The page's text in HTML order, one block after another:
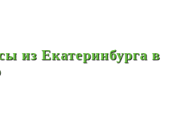
из Екатеринбурга в